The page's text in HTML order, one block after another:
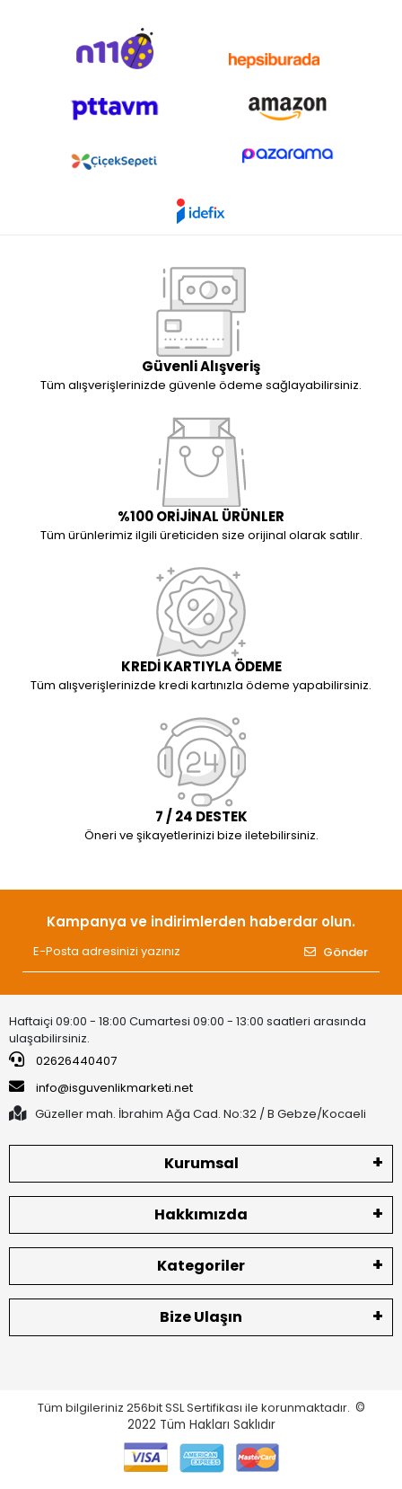
Güvenli Alışveriş
Tüm alışverişlerinizde güvenle ödeme sağlayabilirsiniz.
%100 ORİJİNAL ÜRÜNLER
Tüm ürünlerimiz ilgili üreticiden size orijinal olarak satılır.
KREDİ KARTIYLA ÖDEME
Tüm alışverişlerinizde kredi kartınızla ödeme yapabilirsiniz.
7 / 24 DESTEK
Öneri ve şikayetlerinizi bize iletebilirsiniz.
Kampanya ve indirimlerden haberdar olun.
Gönder
Haftaiçi 09:00 - 18:00 Cumartesi 09:00 - 13:00 saatleri arasında
ulaşabilirsiniz.
02626440407
info@isguvenlikmarketi.net
Güzeller mah. İbrahim Ağa Cad. No:32 / B Gebze/Kocaeli
Kurumsal
Hakkımızda
Kategoriler
Bize Ulaşın
Tüm bilgileriniz 256bit SSL Sertifikası ile korunmaktadır. ©
2022 Tüm Hakları Saklıdır